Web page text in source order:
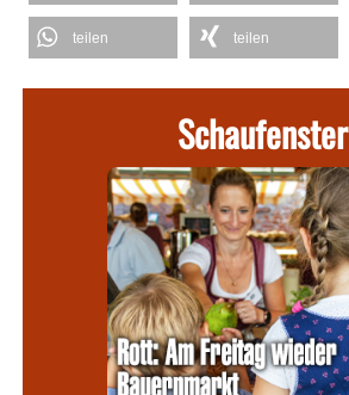
teilen teilen
Schaufenster